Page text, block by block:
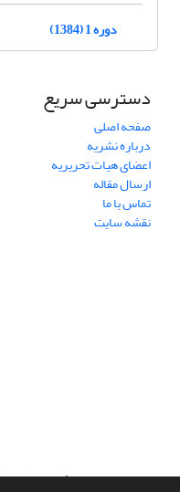
دوره 1 (1384)
دسترسی سریع
صفحه اصلی
درباره نشریه
اعضای هیات تحریریه
ارسال مقاله
تماس با ما
نقشه سایت
سامانه مدیریت نشریات علمی.